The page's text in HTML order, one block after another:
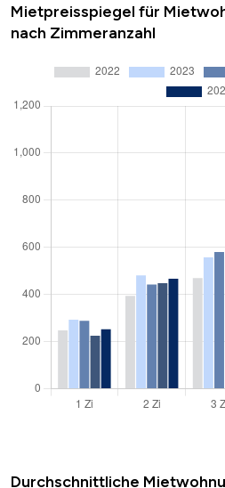
Mietpreisspiegel für
nach Zimmeranzahl
Durchschnittliche